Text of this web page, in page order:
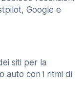
Google e
siti per la
auto con i ritmi di